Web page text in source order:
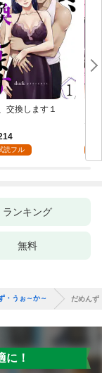
交換します１
読フル
な
ランキング
無料
・うぉ～か～ だめん
に！